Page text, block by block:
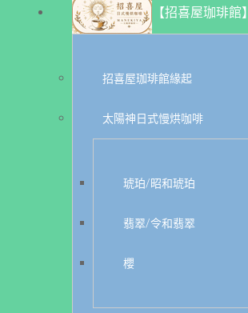
【招喜屋珈琲館】
招喜屋珈琲館緣起
太陽神日式慢烘咖啡
琥珀/昭和琥珀
翡翠/令和翡翠
櫻